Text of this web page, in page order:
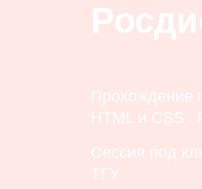
Прохождение
HTML и CSS .
Сессия под
ТГУ